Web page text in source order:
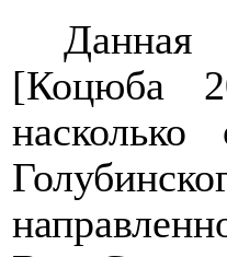
Данная
[Коцюба